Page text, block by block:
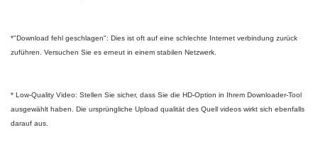
*"Download fehl geschlagen": Dies ist oft auf eine schlechte Internet verbindung zurück
zuführen. Versuchen Sie es erneut in einem stabilen Netzwerk.
* Low-Quality Video: Stellen Sie sicher, dass Sie die HD-Option in Ihrem Downloader-Tool
ausgewählt haben. Die ursprüngliche Upload qualität des Quell videos wirkt sich ebenfalls
darauf aus.